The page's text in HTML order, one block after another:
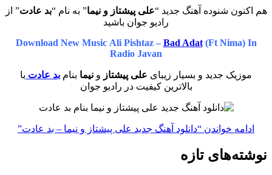
هم اکنون شنوده آهنگ جدید “علی پیشتاز و نیما” به نام “بد عادت” از
رادیو جوان باشید
Download New Music Ali Pishtaz – Bad Adat(Ft Nima)In
Radio Javan
موزیک جدید و بسیار زیبای علی پیشتاز و نیما بنام بد عادت با
بالاترین کیفیت در رادیو جوان
ادامه خواندن “دانلود آهنگ جدید علی پیشتاز و نیما – بد عادت”
نوشته‌های تازه